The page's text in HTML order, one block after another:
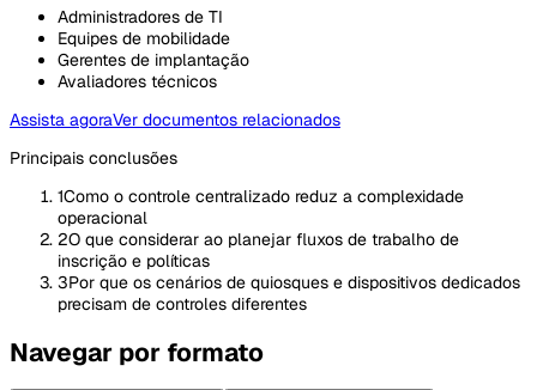
Administradores de TI
Equipes de mobilidade
Gerentes de implantação
Avaliadores técnicos
Assista agoraVer documentos relacionados
Principais conclusões
1Como o controle centralizado reduz a complexidade
operacional
2O que considerar ao planejar fluxos de trabalho de
inscrição e políticas
3Por que os cenários de quiosques e dispositivos dedicados
precisam de controles diferentes
Navegar por formato